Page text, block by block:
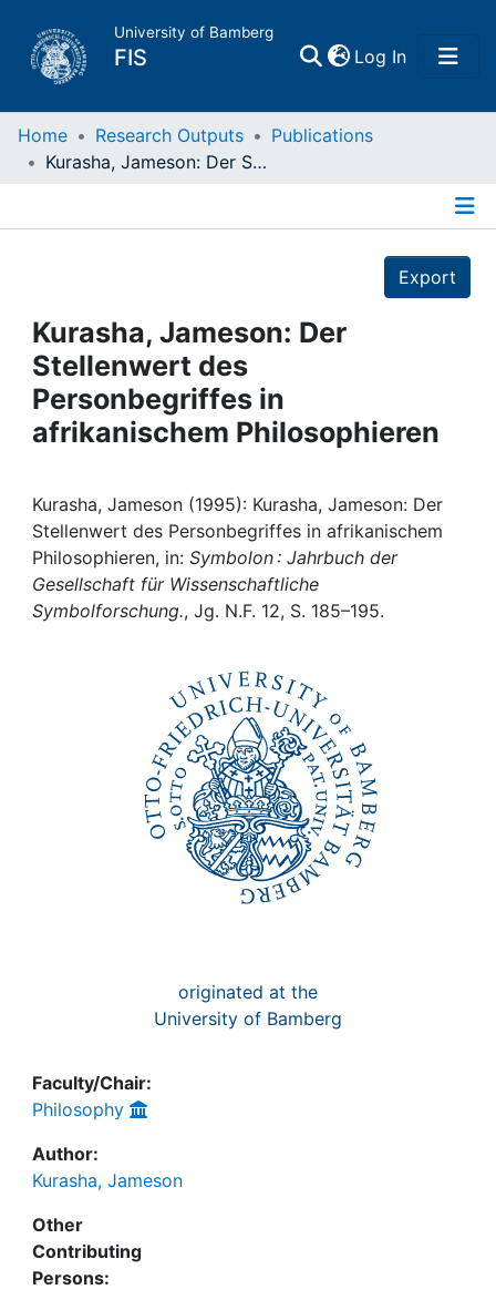
University of Bamberg
FIS Log In(current)
Home
Projects
People
Institutions
Awards
My FIS
Help
Home Research Outputs
Publications
Kurasha, Jameson: Der Stellenwert des Personbegriffes in afrikanischem Philosophieren
Export
Kurasha, Jameson: Der
Stellenwert des
Personbegriffes in
afrikanischem Philosophieren
Kurasha, Jameson (1995): Kurasha, Jameson: Der
Stellenwert des Personbegriffes in afrikanischem
Philosophieren, in: Symbolon : Jahrbuch der
Gesellschaft für Wissenschaftliche
Symbolforschung., Jg. N.F. 12, S. 185–195.
originated at the
University of Bamberg
Faculty/Chair:
Philosophy
Author:
Kurasha, Jameson
Other
Contributing
Persons: